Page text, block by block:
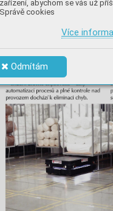
abychom se vás už
cookies
Více
Odmítám